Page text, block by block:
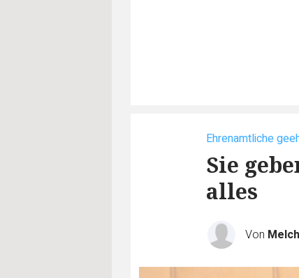
Ehrenamtliche
Sie
alles
Von